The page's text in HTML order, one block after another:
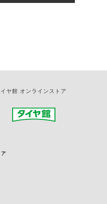
、直接ご予約の店舗まで
ヤ館 オンラインストア